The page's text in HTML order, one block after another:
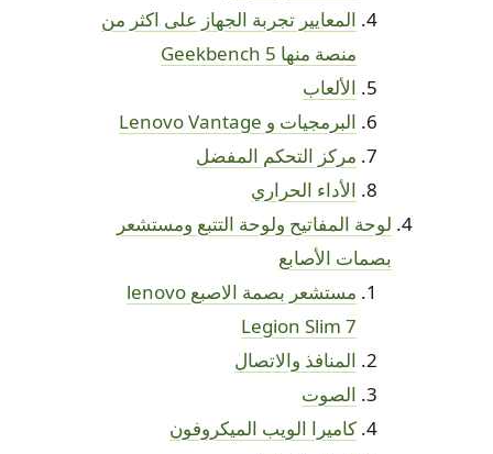
المعايير تجربة الجهاز على اكثر من
منصة منها Geekbench 5
الألعاب
البرمجيات و Lenovo Vantage
مركز التحكم المفضل
الأداء الحراري
لوحة المفاتيح ولوحة التتبع ومستشعر
بصمات الأصابع
مستشعر بصمة الاصبع lenovo
Legion Slim 7
المنافذ والاتصال
الصوت
كاميرا الويب الميكروفون